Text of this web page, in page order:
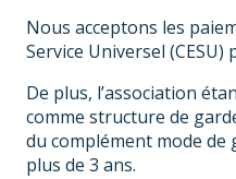
Nous acceptons les
Service Universel (CESU)
De plus, l’association
comme structure de
du complément mode
plus de 3 ans.